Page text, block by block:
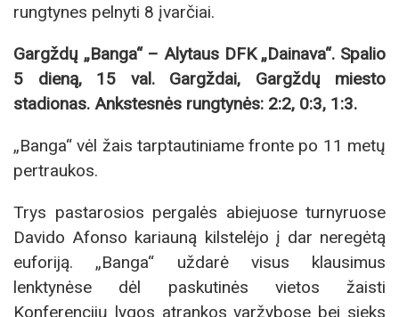
rungtynes pelnyti 8 įvarčiai.
Gargždų „Banga“ – Alytaus DFK „Dainava“. Spalio
5 dieną, 15 val. Gargždai, Gargždų miesto
stadionas. Ankstesnės rungtynės: 2:2, 0:3, 1:3.
„Banga“ vėl žais tarptautiniame fronte po 11 metų
pertraukos.
Trys pastarosios pergalės abiejuose turnyruose
Davido Afonso kariauną kilstelėjo į dar neregėtą
euforiją. „Banga“ uždarė visus klausimus
lenktynėse dėl paskutinės vietos žaisti
Konferencijų lygos atrankos varžybose bei sieks